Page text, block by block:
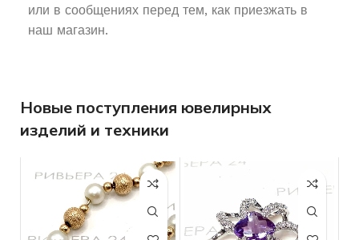
или в сообщениях перед тем, как приезжать в
наш магазин.
Новые поступления ювелирных
изделий и техники